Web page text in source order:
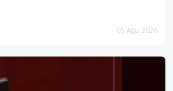
05 Ağu 2026